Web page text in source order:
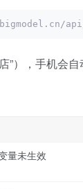
），手机会自
量未生效